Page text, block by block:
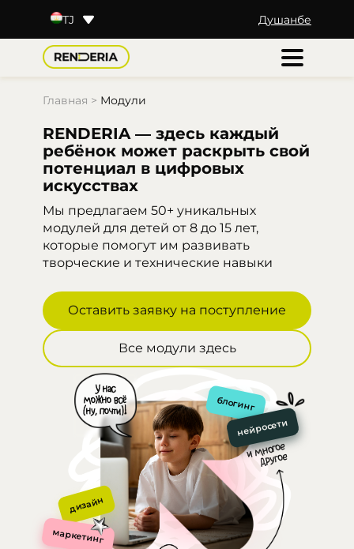
TJ
KZ
BY
UZ
Душанбе
Главная > Модули
RENDERIA — здесь каждый
ребёнок может раскрыть свой
потенциал в цифровых
искусствах
Мы предлагаем 50+ уникальных
модулей для детей от 8 до 15 лет,
которые помогут им развивать
творческие и технические навыки
Оставить заявку на поступление
Все модули здесь
У нас
можно всё
(ну, почти)!
дизайн
маркетинг
блогинг
нейросети
и многое
другое